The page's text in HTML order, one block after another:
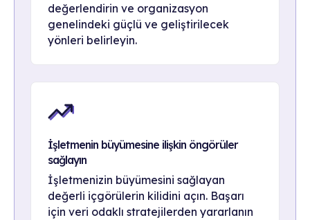
değerlendirin ve organizasyon
genelindeki güçlü ve geliştirilecek
yönleri belirleyin.
İşletmenin büyümesine ilişkin öngörüler
sağlayın
İşletmenizin büyümesini sağlayan
değerli içgörülerin kilidini açın. Başarı
için veri odaklı stratejilerden yararlanın